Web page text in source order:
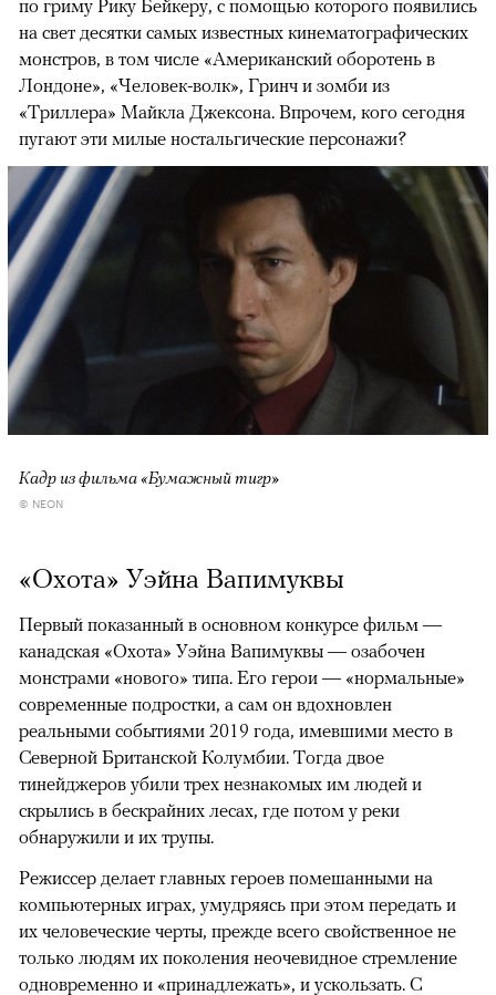
по гриму Рику Бейкеру, с помощью которого появились
на свет десятки самых известных кинематографических
монстров, в том числе «Американский оборотень в
Лондоне», «Человек-волк», Гринч и зомби из
«Триллера» Майкла Джексона. Впрочем, кого сегодня
пугают эти милые ностальгические персонажи?
Кадр из фильма «Бумажный тигр»
© NEON
«Охота» Уэйна Вапимуквы
Первый показанный в основном конкурсе фильм —
канадская «Охота» Уэйна Вапимуквы — озабочен
монстрами «нового» типа. Его герои — «нормальные»
современные подростки, а сам он вдохновлен
реальными событиями 2019 года, имевшими место в
Северной Британской Колумбии. Тогда двое
тинейджеров убили трех незнакомых им людей и
скрылись в бескрайних лесах, где потом у реки
обнаружили и их трупы.
Режиссер делает главных героев помешанными на
компьютерных играх, умудряясь при этом передать и
их человеческие черты, прежде всего свойственное не
только людям их поколения неочевидное стремление
одновременно и «принадлежать», и ускользать. С